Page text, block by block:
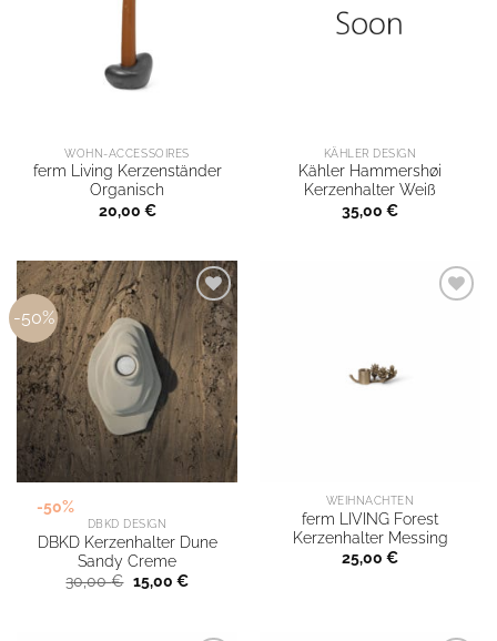
WOHN-ACCESSOIRES
ferm Living Kerzenständer
Organisch
20,00 €
KÄHLER DESIGN
Kähler Hammershøi
Kerzenhalter Weiß
35,00 €
-50%
-50%
DBKD DESIGN
DBKD Kerzenhalter Dune
Sandy Creme
30,00€ Ursprünglicher
Preis
15,00 €Aktueller
WEIHNACHTEN
ferm LIVING Forest
Kerzenhalter Messing
25,00 €